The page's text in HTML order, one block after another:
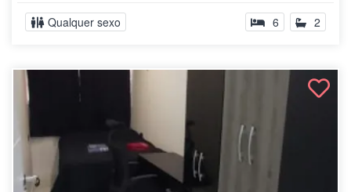
Qualquer sexo 6 2